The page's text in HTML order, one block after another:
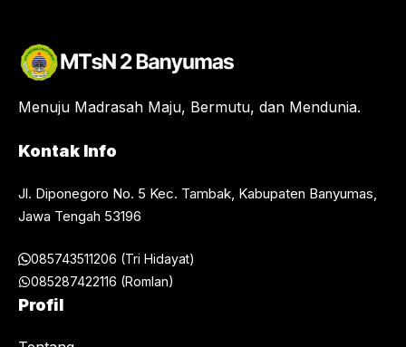
Menuju Madrasah Maju, Bermutu, dan Mendunia.
Kontak Info
Jl. Diponegoro No. 5 Kec. Tambak, Kabupaten Banyumas,
Jawa Tengah 53196
085743511206 (Tri Hidayat)
085287422116 (Romlan)
Profil